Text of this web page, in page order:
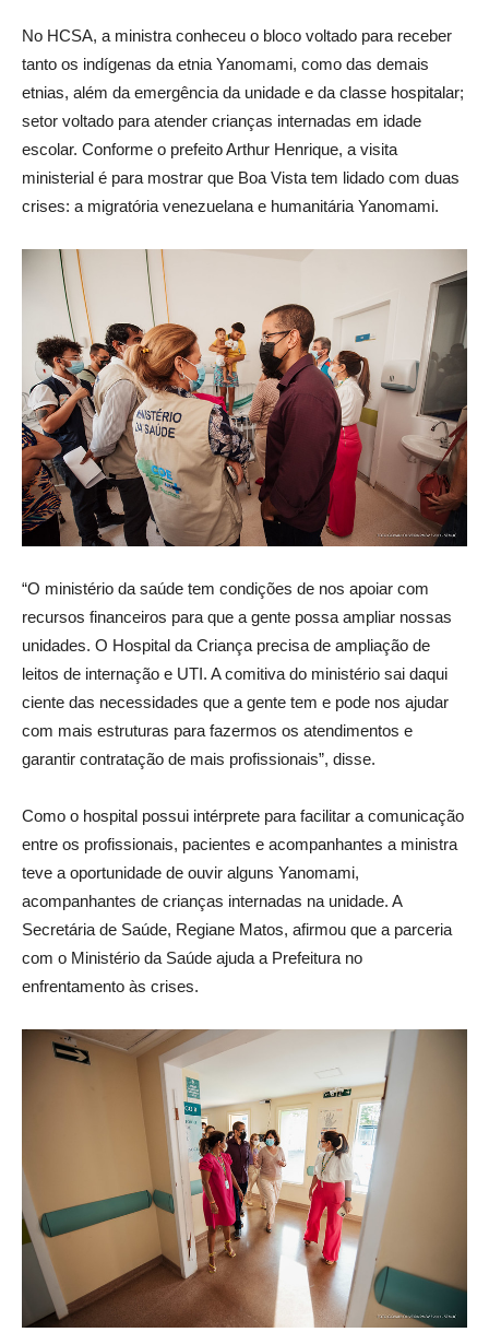
No HCSA, a ministra conheceu o bloco voltado para receber
tanto os indígenas da etnia Yanomami, como das demais
etnias, além da emergência da unidade e da classe hospitalar;
setor voltado para atender crianças internadas em idade
escolar. Conforme o prefeito Arthur Henrique, a visita
ministerial é para mostrar que Boa Vista tem lidado com duas
crises: a migratória venezuelana e humanitária Yanomami.
“O ministério da saúde tem condições de nos apoiar com
recursos financeiros para que a gente possa ampliar nossas
unidades. O Hospital da Criança precisa de ampliação de
leitos de internação e UTI. A comitiva do ministério sai daqui
ciente das necessidades que a gente tem e pode nos ajudar
com mais estruturas para fazermos os atendimentos e
garantir contratação de mais profissionais”, disse.
Como o hospital possui intérprete para facilitar a comunicação
entre os profissionais, pacientes e acompanhantes a ministra
teve a oportunidade de ouvir alguns Yanomami,
acompanhantes de crianças internadas na unidade. A
Secretária de Saúde, Regiane Matos, afirmou que a parceria
com o Ministério da Saúde ajuda a Prefeitura no
enfrentamento às crises.